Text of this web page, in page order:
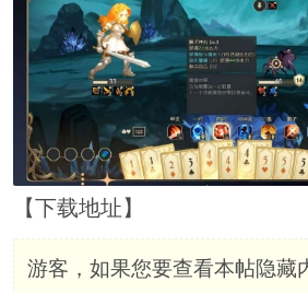
【下载地址】
游客，如果您要查看本帖隐藏